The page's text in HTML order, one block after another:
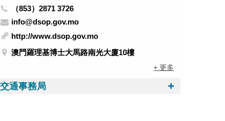
（853）2871 3726
info@dsop.gov.mo
http://www.dsop.gov.mo
澳門羅理基博士大馬路南光大廈10樓
+ 更多
交通事務局